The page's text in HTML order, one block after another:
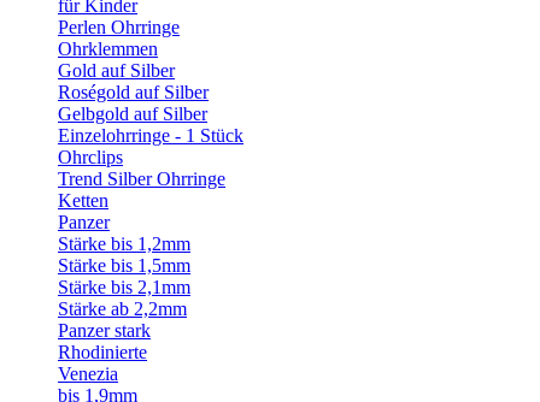
für Kinder
Perlen Ohrringe
Ohrklemmen
Gold auf Silber
Roségold auf Silber
Gelbgold auf Silber
Einzelohrringe - 1 Stück
Ohrclips
Trend Silber Ohrringe
Ketten
Panzer
Stärke bis 1,2mm
Stärke bis 1,5mm
Stärke bis 2,1mm
Stärke ab 2,2mm
Panzer stark
Rhodinierte
Venezia
bis 1,9mm